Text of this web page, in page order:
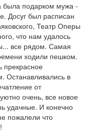
была подарком мужа -
Досуг был расписан
Театр Оперы
что нам удалось
все рядом. Самая
ходили пешком.
прекрасное
Останавливались в
от
очень, все новое
удачные. И конечно
пожалели что